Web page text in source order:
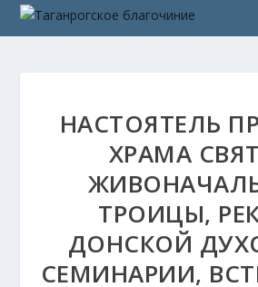
НАСТОЯТЕЛЬ
ХРАМА
ТРОИЦЫ,
ДОНСКОЙ
СЕМИНАРИИ,